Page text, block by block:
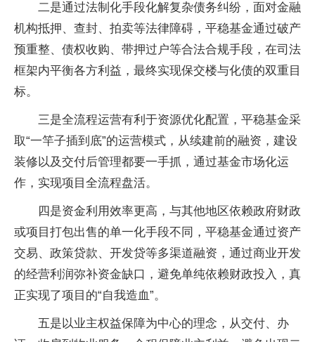
二是通过法制化手段化解复杂债务纠纷，面对金融
机构抵押、查封、拍卖等法律障碍，平稳基金通过破产
预重整、债权收购、带押过户等合法合规手段，在司法
框架内平衡各方利益，最终实现保交楼与化债的双重目
标。
三是全流程运营有利于资源优化配置，平稳基金采
取“一竿子插到底”的运营模式，从续建前的融资，建设
装修以及交付后管理都要一手抓，通过基金市场化运
作，实现项目全流程盘活。
四是资金利用效率更高，与其他地区依赖政府财政
或项目打包出售的单一化手段不同，平稳基金通过资产
交易、政策贷款、开发贷等多渠道融资，通过商业开发
的经营利润弥补资金缺口，避免单纯依赖财政投入，真
正实现了项目的“自我造血”。
五是以业主权益保障为中心的理念，从交付、办